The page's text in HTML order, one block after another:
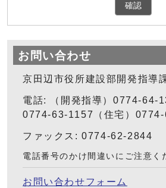
確認
お問い合わせ
京田辺市役所建設部開発指導
電話: （開発指導）0774-64-
0774-63-1157（住宅）
ファックス: 0774-62-2844
電話番号のかけ間違いにご注意く
お問い合わせフォーム